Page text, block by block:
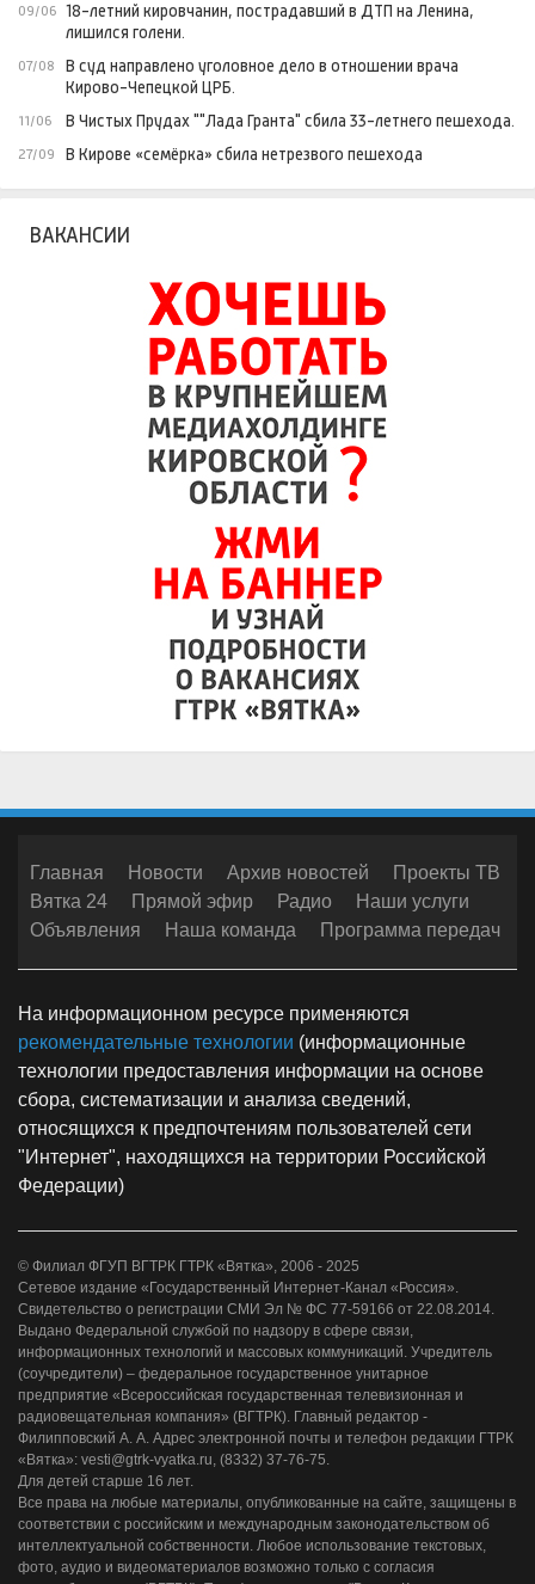
09/06 18-летний кировчанин, пострадавший в ДТП на Ленина,
лишился голени.
07/08
В суд направлено уголовное дело в отношении врача
Кирово-Чепецкой ЦРБ.
11/06 В Чистых Прудах ""Лада Гранта" сбила 33-летнего пешехода.
27/09 В Кирове «семёрка» сбила нетрезвого пешехода
ВАКАНСИИ
Главная Новости Архив новостей
Проекты ТВ
Вятка 24
Прямой эфир Радио
Наши услуги
Объявления
Наша команда Программа передач
На информационном ресурсе применяются
рекомендательные технологии (информационные
технологии предоставления информации на основе
сбора, систематизации и анализа сведений,
относящихся к предпочтениям пользователей сети
"Интернет", находящихся на территории Российской
Федерации)
© Филиал ФГУП ВГТРК ГТРК «Вятка», 2006 - 2025
Сетевое издание «Государственный Интернет-Канал «Россия».
Свидетельство о регистрации СМИ Эл № ФС 77-59166 от 22.08.2014.
Выдано Федеральной службой по надзору в сфере связи,
информационных технологий и массовых коммуникаций. Учредитель
(соучредители) – федеральное государственное унитарное
предприятие «Всероссийская государственная телевизионная и
радиовещательная компания» (ВГТРК). Главный редактор -
Филипповский А. А. Адрес электронной почты и телефон редакции ГТРК
«Вятка»: vesti@gtrk-vyatka.ru, (8332) 37-76-75.
Для детей старше 16 лет.
Все права на любые материалы, опубликованные на сайте, защищены в
соответствии с российским и международным законодательством об
интеллектуальной собственности. Любое использование текстовых,
фото, аудио и видеоматериалов возможно только с согласия